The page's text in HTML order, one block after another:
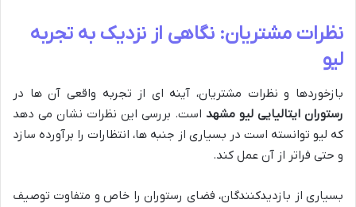
نظرات مشتریان: نگاهی از نزدیک به تجربه
لیو
بازخوردها و نظرات مشتریان، آینه ای از تجربه واقعی آن ها در
رستوران ایتالیایی لیو مشهد است. بررسی این نظرات نشان می دهد
که لیو توانسته است در بسیاری از جنبه ها، انتظارات را برآورده سازد
و حتی فراتر از آن عمل کند.
بسیاری از بازدیدکنندگان، فضای رستوران را خاص و متفاوت توصیف